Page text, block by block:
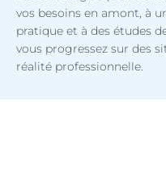
vos besoins en amont, à
pratique et à des études
vous progressez sur des
réalité professionnelle.